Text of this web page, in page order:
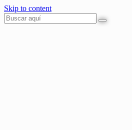
Skip to content